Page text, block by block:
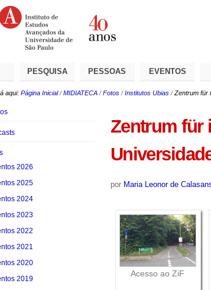
PESQUISA PESSOAS EVENTOS
aqui: Página Inicial /MIDIATECA /Fotos /Institutos Ubias /Zentrum für
Zentrum für
por Maria Leonor de
Acesso ao ZiF
2026
2025
2024
2023
2022
2021
2020
2019